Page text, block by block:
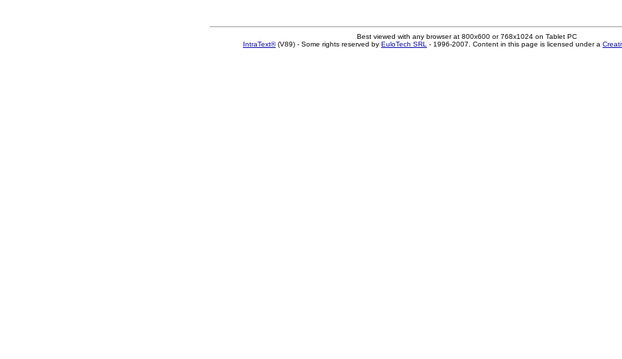
Best viewed with any browser at 800x600 or 768x1024 on Tablet PC
IntraText®(V89) - Some rights reserved by EuloTech SRL - 1996-2007. Content in this page is licensed under a